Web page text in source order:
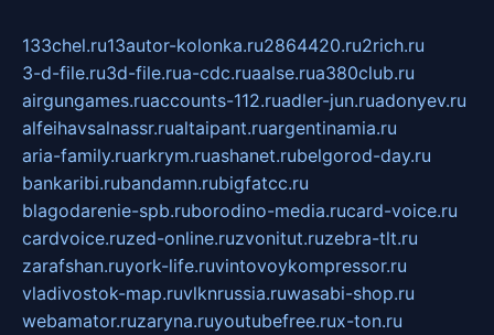
133chel.ru13autor-kolonka.ru2864420.ru2rich.ru
3-d-file.ru3d-file.rua-cdc.ruaalse.rua380club.ru
airgungames.ruaccounts-112.ruadler-jun.ruadonyev.ru
alfeihavsalnassr.rualtaipant.ruargentinamia.ru
aria-family.ruarkrym.ruashanet.rubelgorod-day.ru
bankaribi.rubandamn.rubigfatcc.ru
blagodarenie-spb.ruborodino-media.rucard-voice.ru
cardvoice.ruzed-online.ruzvonitut.ruzebra-tlt.ru
zarafshan.ruyork-life.ruvintovoykompressor.ru
vladivostok-map.ruvlknrussia.ruwasabi-shop.ru
webamator.ruzaryna.ruyoutubefree.rux-ton.ru